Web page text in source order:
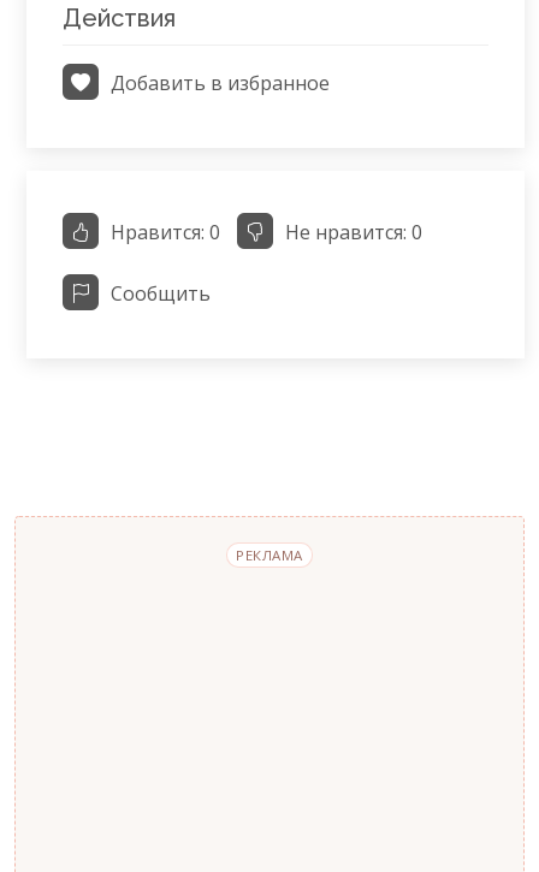
Действия
Добавить в избранное
Нравится: 0 Не нравится: 0
Сообщить
РЕКЛАМА